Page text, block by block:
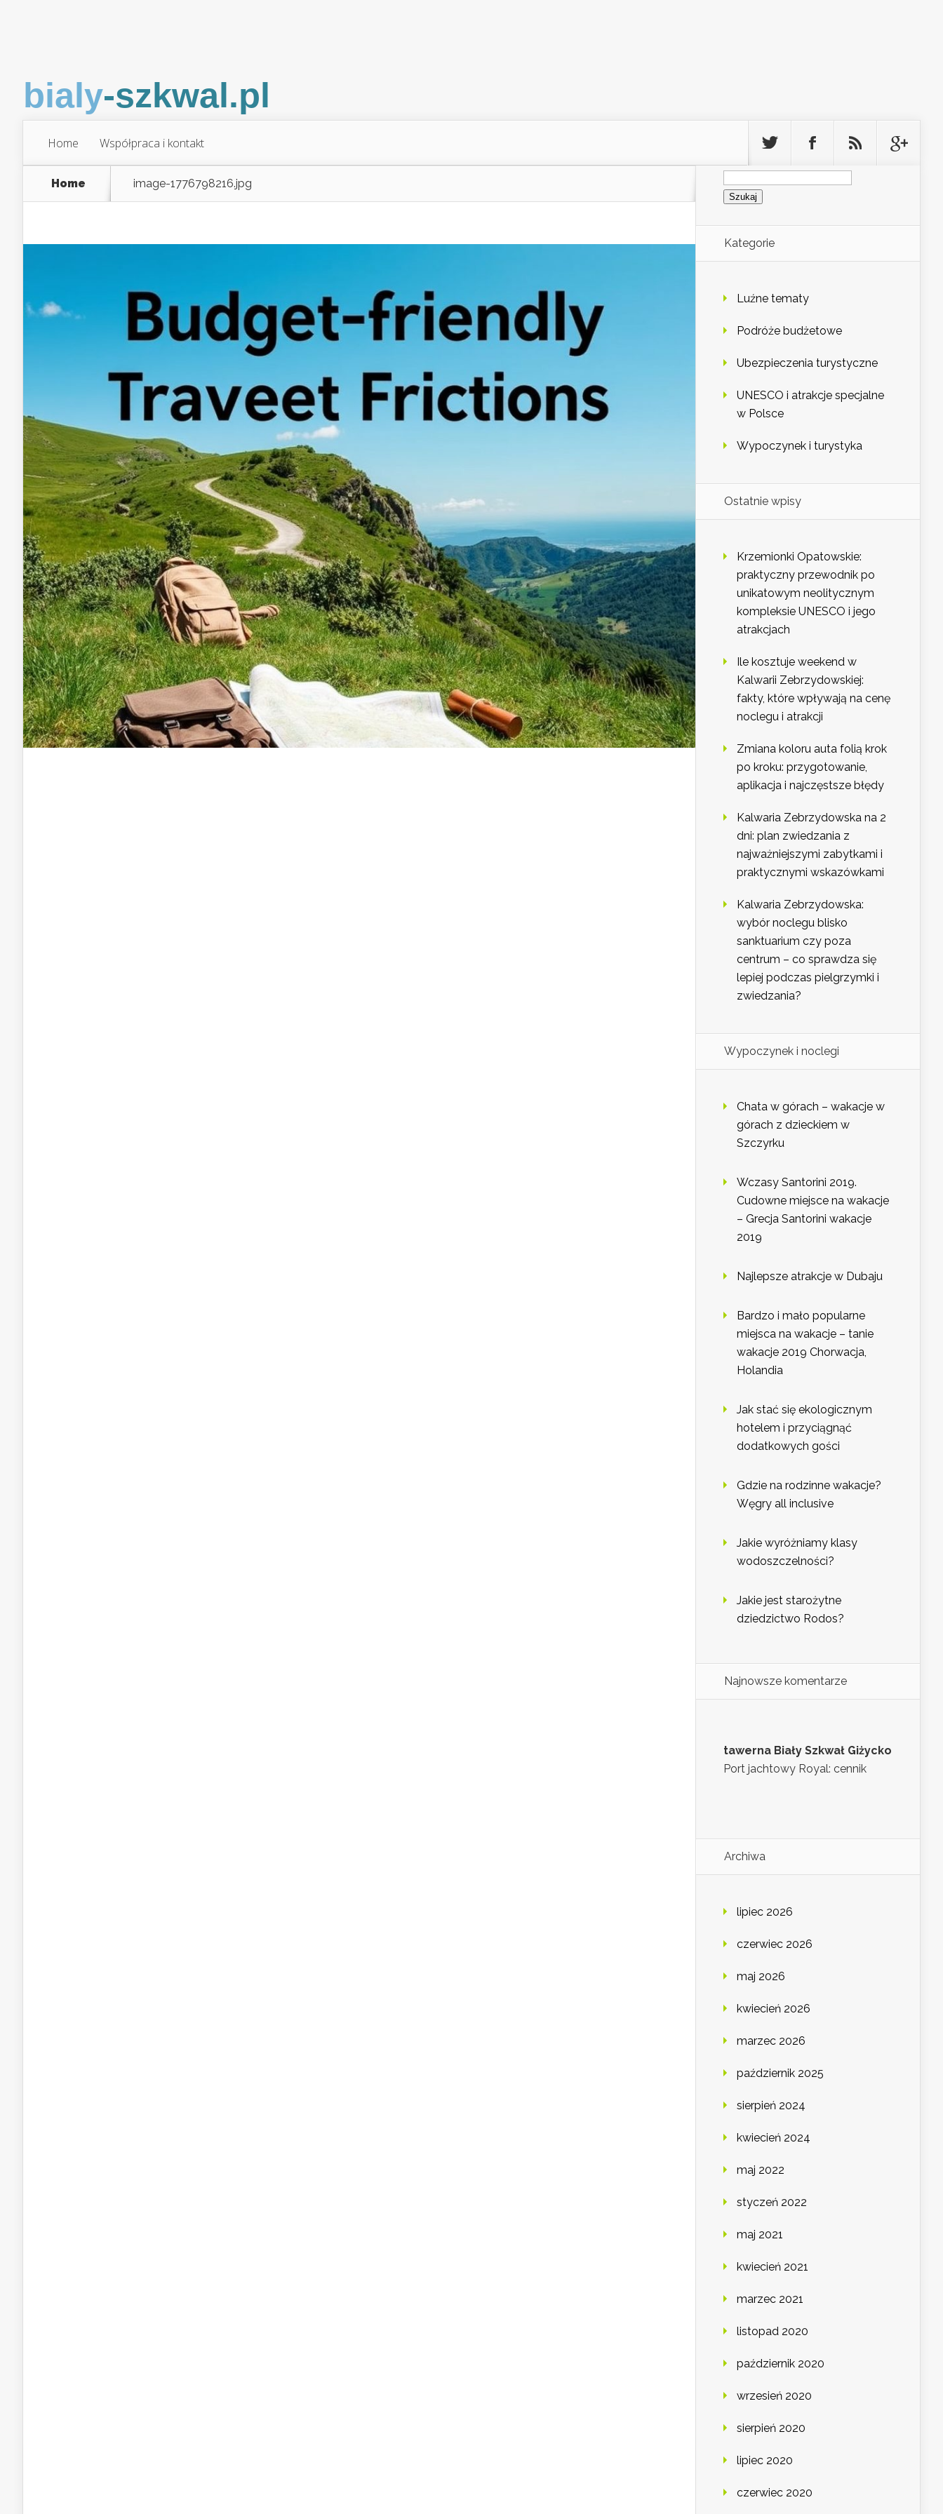
Home Współpraca i kontakt
Home image-1776798216.jpg
Szukaj:
Kategorie
Luźne tematy
Podróże budżetowe
Ubezpieczenia turystyczne
UNESCO i atrakcje specjalne
w Polsce
Wypoczynek i turystyka
Ostatnie wpisy
Krzemionki Opatowskie:
praktyczny przewodnik po
unikatowym neolitycznym
kompleksie UNESCO i jego
atrakcjach
Ile kosztuje weekend w
Kalwarii Zebrzydowskiej:
fakty, które wpływają na cenę
noclegu i atrakcji
Zmiana koloru auta folią krok
po kroku: przygotowanie,
aplikacja i najczęstsze błędy
Kalwaria Zebrzydowska na 2
dni: plan zwiedzania z
najważniejszymi zabytkami i
praktycznymi wskazówkami
Kalwaria Zebrzydowska:
wybór noclegu blisko
sanktuarium czy poza
centrum – co sprawdza się
lepiej podczas pielgrzymki i
zwiedzania?
Wypoczynek i noclegi
Chata w górach – wakacje w
górach z dzieckiem w
Szczyrku
Wczasy Santorini 2019.
Cudowne miejsce na wakacje
– Grecja Santorini wakacje
2019
Najlepsze atrakcje w Dubaju
Bardzo i mało popularne
miejsca na wakacje – tanie
wakacje 2019 Chorwacja,
Holandia
Jak stać się ekologicznym
hotelem i przyciągnąć
dodatkowych gości
Gdzie na rodzinne wakacje?
Węgry all inclusive
Jakie wyróżniamy klasy
wodoszczelności?
Jakie jest starożytne
dziedzictwo Rodos?
Najnowsze komentarze
tawerna Biały Szkwał Giżycko
Port jachtowy Royal: cennik
Archiwa
lipiec 2026
czerwiec 2026
maj 2026
kwiecień 2026
marzec 2026
październik 2025
sierpień 2024
kwiecień 2024
maj 2022
styczeń 2022
maj 2021
kwiecień 2021
marzec 2021
listopad 2020
październik 2020
wrzesień 2020
sierpień 2020
lipiec 2020
czerwiec 2020